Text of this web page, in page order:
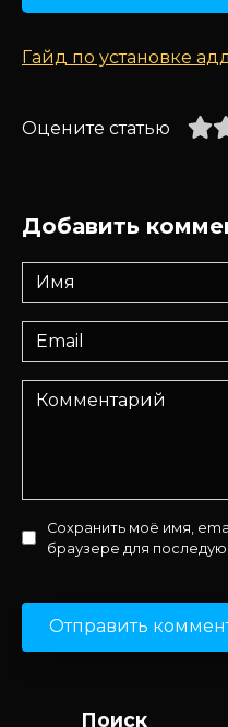
Гайд по установке
Оцените статью
Добавить
Имя
*
Email
*
Комментарий
Сохранить моё имя,
браузере для
Поиск